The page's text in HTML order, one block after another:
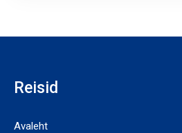
Reisid
Avaleht